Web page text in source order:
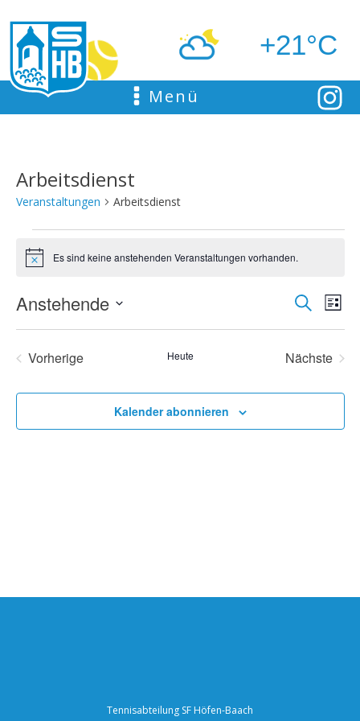
+21°C
Menü
Arbeitsdienst
Veranstaltungen Arbeitsdienst
Veranstaltungen
HinweisEs sind keine anstehenden Veranstaltungen vorhanden.
Suche
und
SucheListe
Anstehende
Datum
Vorherige
Heute
Nächste
Kalender abonnieren
Tennisabteilung SF Höfen-Baach